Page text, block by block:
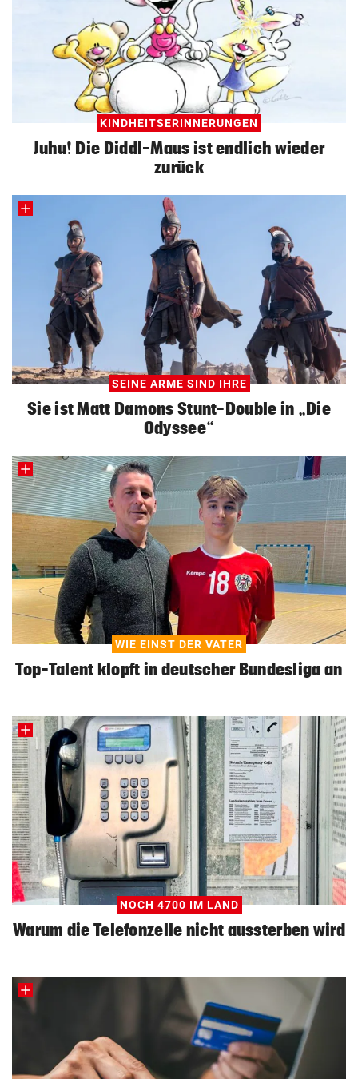
KINDHEITSERINNERUNGEN
Juhu! Die Diddl-Maus ist endlich wieder
zurück
SEINE ARME SIND IHRE
Sie ist Matt Damons Stunt-Double in „Die
Odyssee“
WIE EINST DER VATER
Top-Talent klopft in deutscher Bundesliga an
NOCH 4700 IM LAND
Warum die Telefonzelle nicht aussterben wird